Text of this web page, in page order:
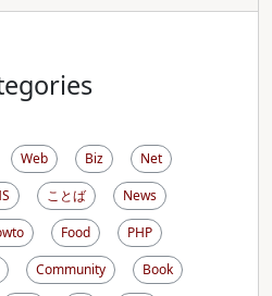
Web Biz
Net
ことば
News
Food
PHP
Community
Book